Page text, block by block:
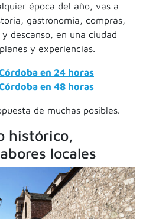
época del año, vas a
gastronomía, compras,
descanso, en una ciudad
y experiencias.
en 24 horas
en 48 horas
de muchas posibles.
histórico,
locales